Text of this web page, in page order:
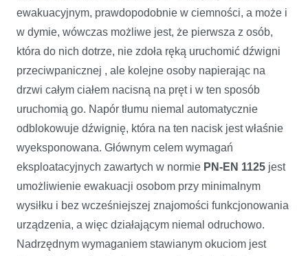
ewakuacyjnym, prawdopodobnie w ciemności, a może i
w dymie, wówczas możliwe jest, że pierwsza z osób,
która do nich dotrze, nie zdoła ręką uruchomić dźwigni
przeciwpanicznej , ale kolejne osoby napierając na
drzwi całym ciałem nacisną na pręt i w ten sposób
uruchomią go. Napór tłumu niemal automatycznie
odblokowuje dźwignię, która na ten nacisk jest właśnie
wyeksponowana. Głównym celem wymagań
eksploatacyjnych zawartych w normie PN-EN 1125 jest
umożliwienie ewakuacji osobom przy minimalnym
wysiłku i bez wcześniejszej znajomości funkcjonowania
urządzenia, a więc działającym niemal odruchowo.
Nadrzędnym wymaganiem stawianym okuciom jest